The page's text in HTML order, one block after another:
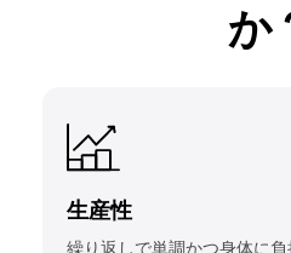
か
生産性
繰り返しで単調かつ身体に